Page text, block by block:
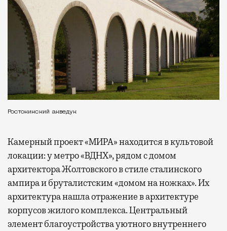
Ростокинский акведук
Камерный проект «МИРА» находится в культовой
локации: у метро «ВДНХ», рядом с домом
архитектора Жолтовского в стиле сталинского
ампира и бруталистским «домом на ножках». Их
архитектура нашла отражение в архитектуре
корпусов жилого комплекса. Центральный
элемент благоустройства уютного внутреннего